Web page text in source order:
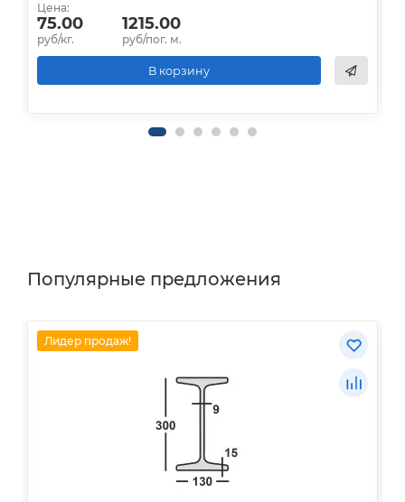
Цена:
75.00
руб/кг.
1215.00
руб/пог. м.
В корзину
Популярные предложения
Лидер продаж!